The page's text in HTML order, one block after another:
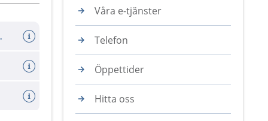
tid
Våra e-tjänster
Telefon
Öppettider
Hitta oss